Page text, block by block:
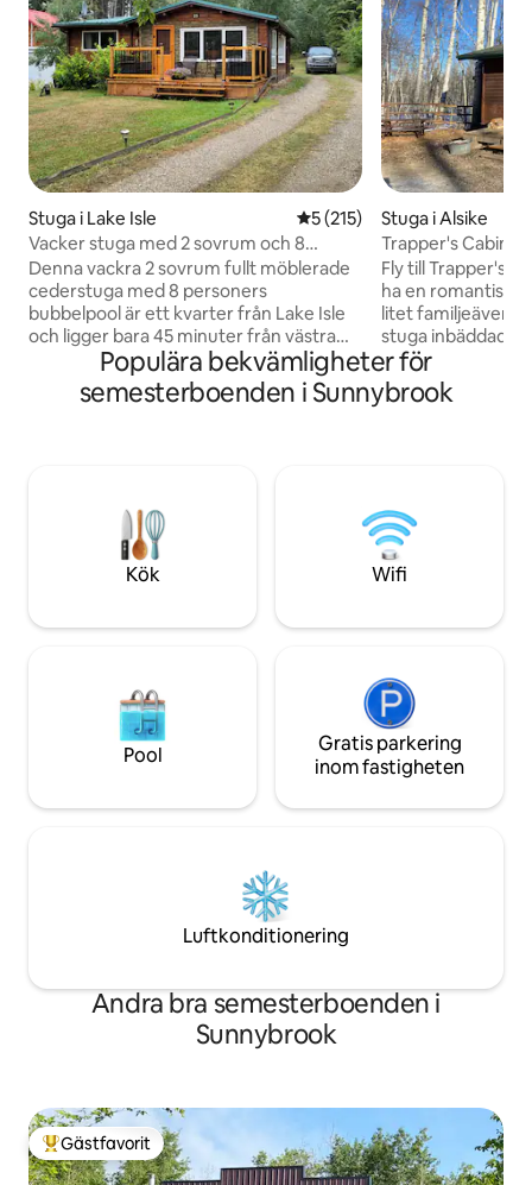
Stuga i Lake Isle 5 av 5 i genomsnittligt
5 (215)
Vacker stuga med 2 sovrum och 8
personers badtunna
Denna vackra 2 sovrum fullt möblerade
cederstuga med 8 personers
bubbelpool är ett kvarter från Lake Isle
och ligger bara 45 minuter från västra
änden av Edmonton. Om du är en fiskare
som vill ha tillgång till 2 andra sjöar
(Wabaman och Lac St. Anne) som ligger
minuter, eller om du bara är ute efter ett
ställe att koppla av och njuta av lugn och
ro, är detta rätt ställe.
Stuga i Alsike
Trapper's Cabin
Fly till Trapper's
ha en romantisk
litet
stuga inbäddad i
besviken. Det ligger på en liten aktiv 80
hektar stor gård.
vandringsleder,
ända upp till det
Djurinteraktion/
med ägarna.
Populära bekvämligheter för
semesterboenden i Sunnybrook
Kök Wifi
Pool
Gratis parkering
inom fastigheten
Luftkonditionering
Andra bra semesterboenden i
Sunnybrook
Populär gästfavorit
Gästfavorit